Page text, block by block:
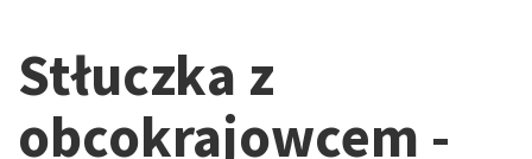
Stłuczka z
obcokrajowcem -